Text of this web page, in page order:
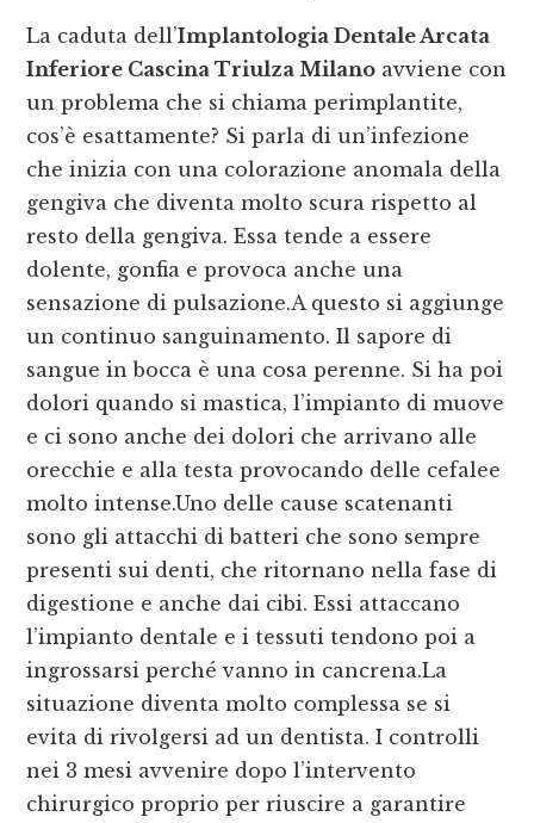
La caduta dell’Implantologia Dentale Arcata
Inferiore Cascina Triulza Milano avviene con
un problema che si chiama perimplantite,
cos’è esattamente? Si parla di un’infezione
che inizia con una colorazione anomala della
gengiva che diventa molto scura rispetto al
resto della gengiva. Essa tende a essere
dolente, gonfia e provoca anche una
sensazione di pulsazione.A questo si aggiunge
un continuo sanguinamento. Il sapore di
sangue in bocca è una cosa perenne. Si ha poi
dolori quando si mastica, l’impianto di muove
e ci sono anche dei dolori che arrivano alle
orecchie e alla testa provocando delle cefalee
molto intense.Uno delle cause scatenanti
sono gli attacchi di batteri che sono sempre
presenti sui denti, che ritornano nella fase di
digestione e anche dai cibi. Essi attaccano
l’impianto dentale e i tessuti tendono poi a
ingrossarsi perché vanno in cancrena.La
situazione diventa molto complessa se si
evita di rivolgersi ad un dentista. I controlli
nei 3 mesi avvenire dopo l’intervento
chirurgico proprio per riuscire a garantire